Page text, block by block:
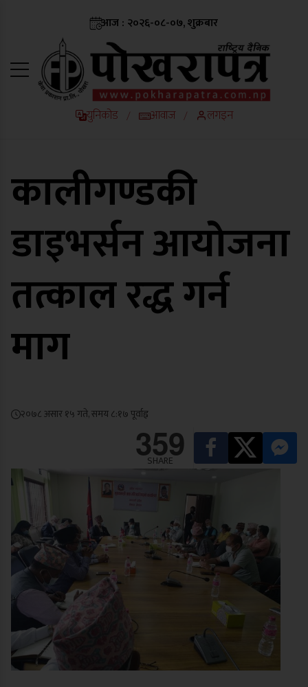
आज : २०२६-०८-०७, शुक्रबार
युनिकोड / आवाज / लगइन
कालीगण्डकी
डाइभर्सन आयोजना
तत्काल रद्ध गर्न
माग
२०७८ असार १५ गते, समय ८:१७ पूर्वाह्न
359
SHARE